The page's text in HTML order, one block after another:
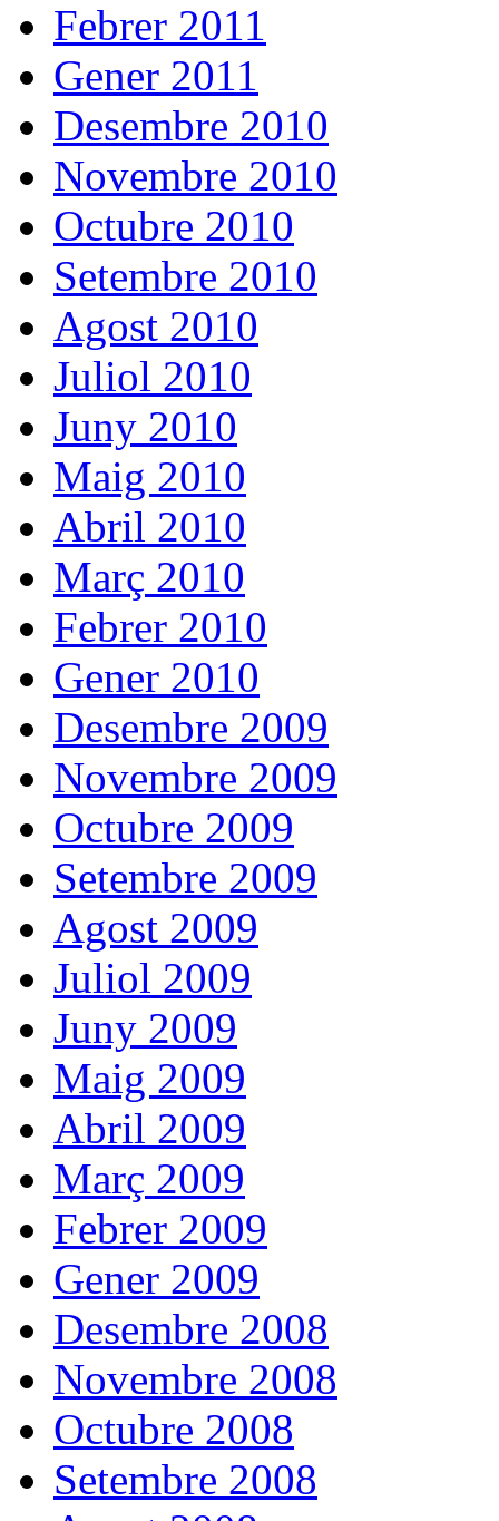
Febrer 2011
Gener 2011
Desembre 2010
Novembre 2010
Octubre 2010
Setembre 2010
Agost 2010
Juliol 2010
Juny 2010
Maig 2010
Abril 2010
Març 2010
Febrer 2010
Gener 2010
Desembre 2009
Novembre 2009
Octubre 2009
Setembre 2009
Agost 2009
Juliol 2009
Juny 2009
Maig 2009
Abril 2009
Març 2009
Febrer 2009
Gener 2009
Desembre 2008
Novembre 2008
Octubre 2008
Setembre 2008